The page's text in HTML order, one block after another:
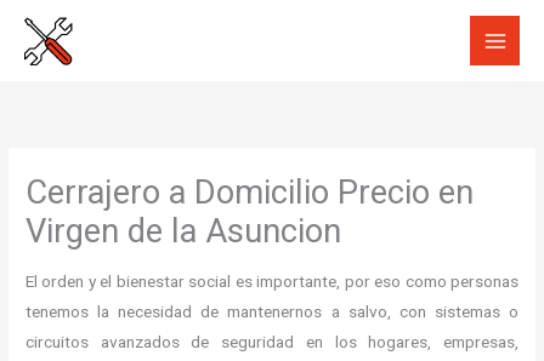
Cerrajero a Domicilio Precio en
Virgen de la Asuncion
El orden y el bienestar social es importante, por eso como personas
tenemos la necesidad de mantenernos a salvo, con sistemas o
circuitos avanzados de seguridad en los hogares, empresas,